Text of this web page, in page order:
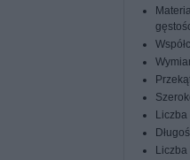
Liczba
Liczba